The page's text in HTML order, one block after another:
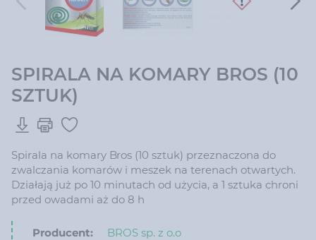
SPIRALA NA KOMARY BROS (10
SZTUK)
Spirala na komary Bros (10 sztuk) przeznaczona do
zwalczania komarów i meszek na terenach otwartych.
Działają już po 10 minutach od użycia, a 1 sztuka chroni
przed owadami aż do 8 h
Producent:
BROS sp. z o.o